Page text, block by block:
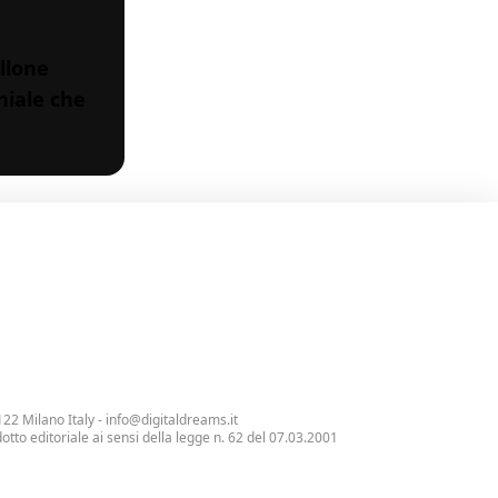
che
Milano Italy - info@digitaldreams.it
editoriale ai sensi della legge n. 62 del 07.03.2001